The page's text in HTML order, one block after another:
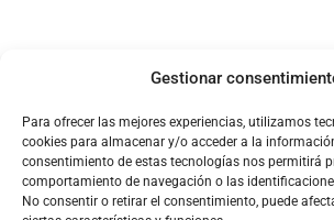
Gestionar
Para ofrecer las mejores experiencias, utilizamos
cookies para almacenar y/o acceder a la
consentimiento de estas tecnologías nos permitirá
comportamiento de navegación o las
No consentir o retirar el consentimiento, puede